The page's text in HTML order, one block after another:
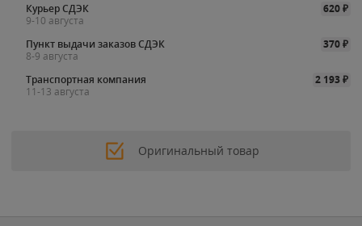
Курьер СДЭК
620₽
9-10 августа
Пункт выдачи заказов СДЭК
370₽
8-9 августа
Транспортная компания
2 193₽
11-13 августа
Оригинальный товар